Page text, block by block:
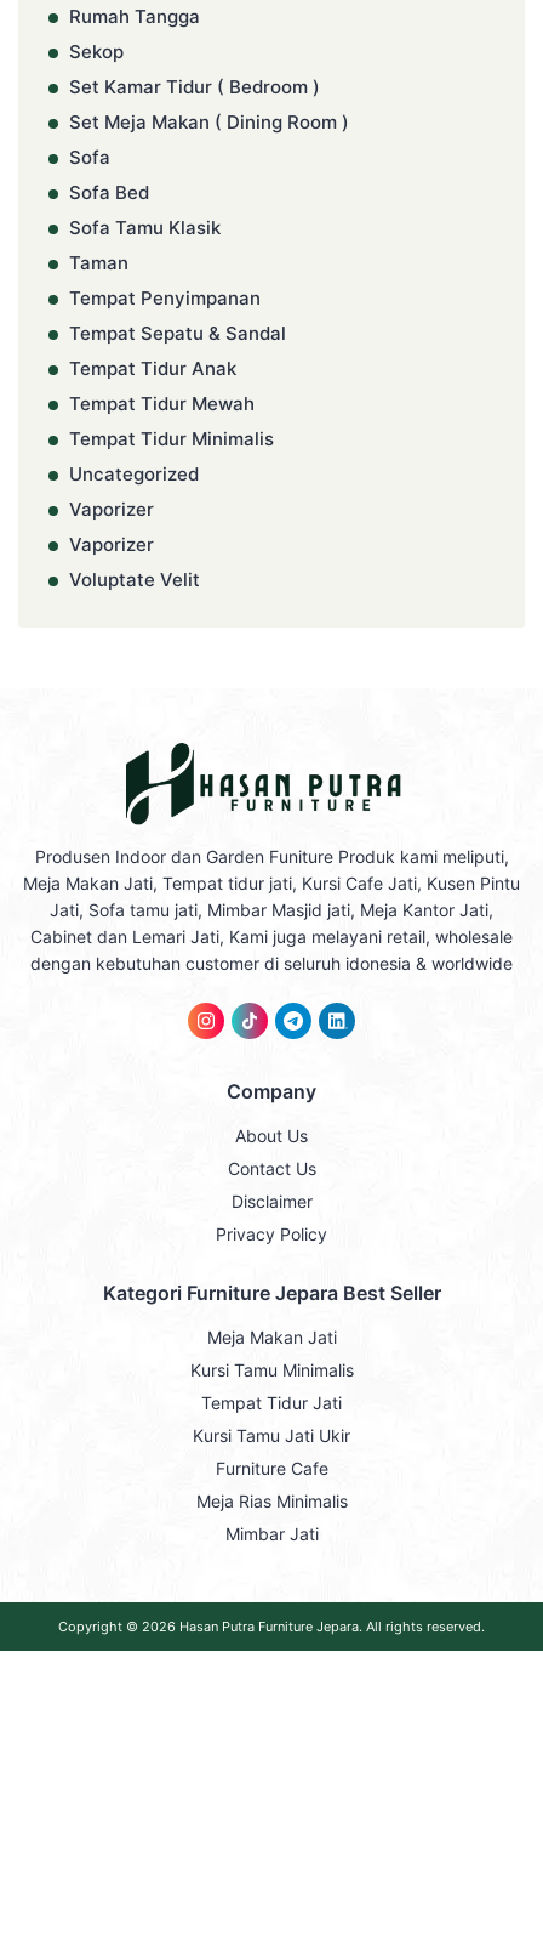
Rumah Tangga
Sekop
Set Kamar Tidur ( Bedroom )
Set Meja Makan ( Dining Room )
Sofa
Sofa Bed
Sofa Tamu Klasik
Taman
Tempat Penyimpanan
Tempat Sepatu & Sandal
Tempat Tidur Anak
Tempat Tidur Mewah
Tempat Tidur Minimalis
Uncategorized
Vaporizer
Vaporizer
Voluptate Velit
Produsen Indoor dan Garden Funiture Produk kami meliputi,
Meja Makan Jati, Tempat tidur jati, Kursi Cafe Jati, Kusen Pintu
Jati, Sofa tamu jati, Mimbar Masjid jati, Meja Kantor Jati,
Cabinet dan Lemari Jati, Kami juga melayani retail, wholesale
dengan kebutuhan customer di seluruh idonesia & worldwide
Company
About Us
Contact Us
Disclaimer
Privacy Policy
Kategori Furniture Jepara Best Seller
Meja Makan Jati
Kursi Tamu Minimalis
Tempat Tidur Jati
Kursi Tamu Jati Ukir
Furniture Cafe
Meja Rias Minimalis
Mimbar Jati
Copyright © 2026 Hasan Putra Furniture Jepara. All rights reserved.